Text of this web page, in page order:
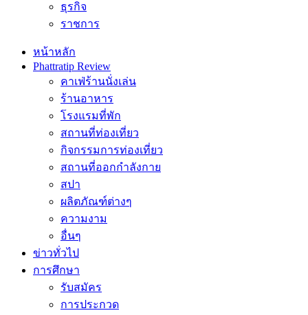
ธุรกิจ
ราชการ
หน้าหลัก
Phattratip Review
คาเฟ่ร้านนั่งเล่น
ร้านอาหาร
โรงแรมที่พัก
สถานที่ท่องเที่ยว
กิจกรรมการท่องเที่ยว
สถานที่ออกกำลังกาย
สปา
ผลิตภัณฑ์ต่างๆ
ความงาม
อื่นๆ
ข่าวทั่วไป
การศึกษา
รับสมัคร
การประกวด